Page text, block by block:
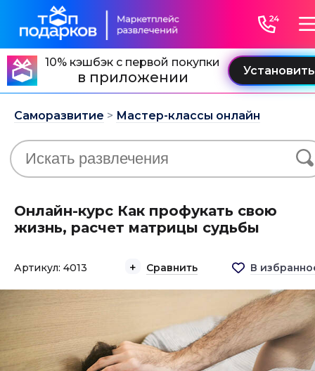
10% кэшбэк с первой покупки
в приложении
Саморазвитие > Мастер-классы онлайн
Онлайн-курс Как профукать свою
жизнь, расчет матрицы судьбы
Артикул: 4013 Сравнить В